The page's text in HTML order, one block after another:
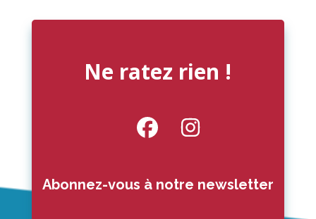
Ne ratez rien !
Abonnez-vous à notre newsletter